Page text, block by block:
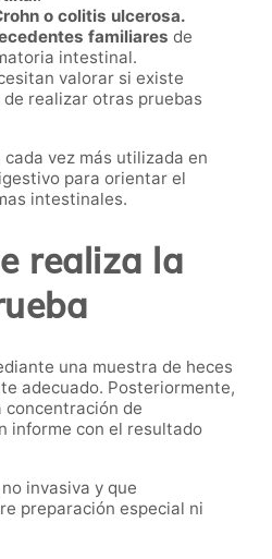
o colitis ulcerosa.
familiares de
intestinal.
valorar si existe
realizar otras pruebas
vez más utilizada en
para orientar el
intestinales.
realiza la
una muestra de heces
adecuado. Posteriormente,
de
informe con el resultado
invasiva y que
preparación especial ni